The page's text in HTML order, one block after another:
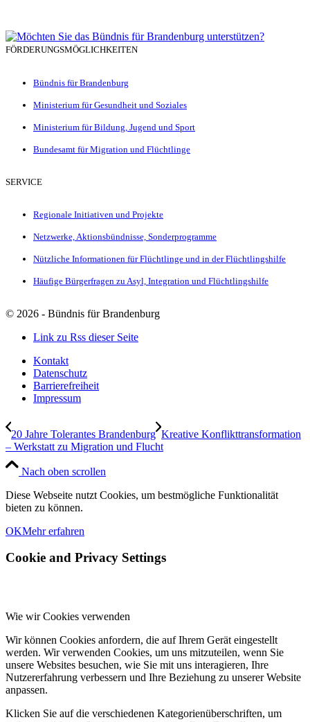
FÖRDERUNGSMÖGLICHKEITEN
Bündnis für Brandenburg
Ministerium für Gesundheit und Soziales
Ministerium für Bildung, Jugend und Sport
Bundesamt für Migration und Flüchtlinge
SERVICE
Regionale Initiativen und Projekte
Netzwerke, Aktionsbündnisse, Sonderprogramme
Nützliche Informationen für Flüchtlinge und in der Flüchtlingshilfe
Häufige Bürgerfragen zu Asyl, Integration und Flüchtlingshilfe
© 2026 - Bündnis für Brandenburg
Link zu Rss dieser Seite
Kontakt
Datenschutz
Barrierefreiheit
Impressum
20 Jahre Tolerantes Brandenburg Kreative Konflikttransformation
– Werkstatt zu Migration und Flucht
Nach oben scrollen
Diese Webseite nutzt Cookies, um bestmögliche Funktionalität
bieten zu können.
OKMehr erfahren
Cookie and Privacy Settings
Wie wir Cookies verwenden
Wir können Cookies anfordern, die auf Ihrem Gerät eingestellt
werden. Wir verwenden Cookies, um uns mitzuteilen, wenn Sie
unsere Websites besuchen, wie Sie mit uns interagieren, Ihre
Nutzererfahrung verbessern und Ihre Beziehung zu unserer Website
anpassen.
Klicken Sie auf die verschiedenen Kategorienüberschriften, um